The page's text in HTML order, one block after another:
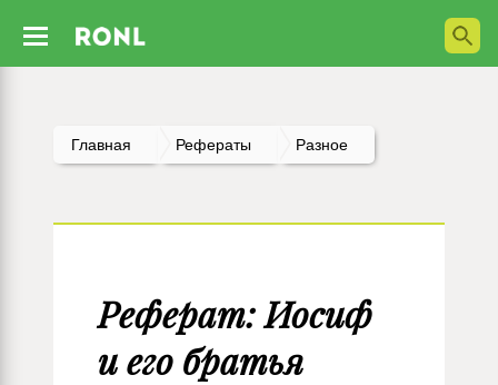
Главная Рефераты Разное
Реферат: Иосиф
и его братья